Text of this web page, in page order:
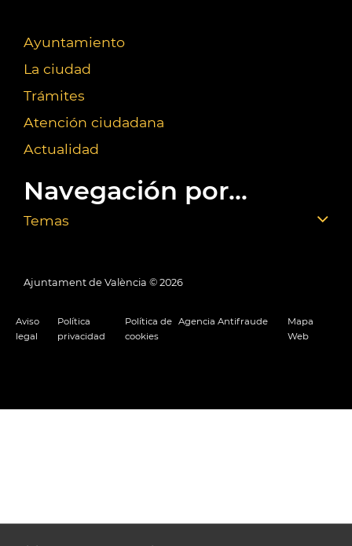
Ayuntamiento
La ciudad
Trámites
Atención ciudadana
Actualidad
Navegación por...
Temas
Ajuntament de València © 2026
Aviso
legal
Política
privacidad
Política de
cookies
Agencia Antifraude
Mapa
Web